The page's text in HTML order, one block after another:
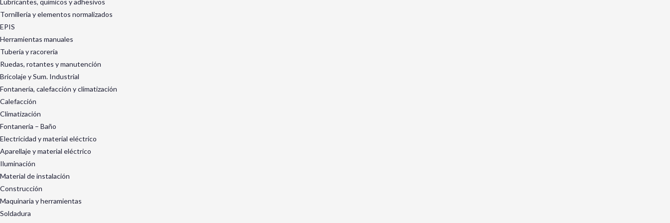
Lubricantes, químicos y adhesivos
Tornillería y elementos normalizados
EPIS
Herramientas manuales
Tubería y racorería
Ruedas, rotantes y manutención
Bricolaje y Sum. Industrial
Fontanería, calefacción y climatización
Calefacción
Climatización
Fontanería – Baño
Electricidad y material eléctrico
Aparellaje y material eléctrico
Iluminación
Material de instalación
Construcción
Maquinaria y herramientas
Soldadura